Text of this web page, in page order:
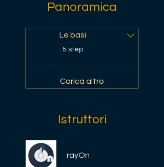
Panoramica
Le basi
.
5 step
Carica altro
Istruttori
rayOn